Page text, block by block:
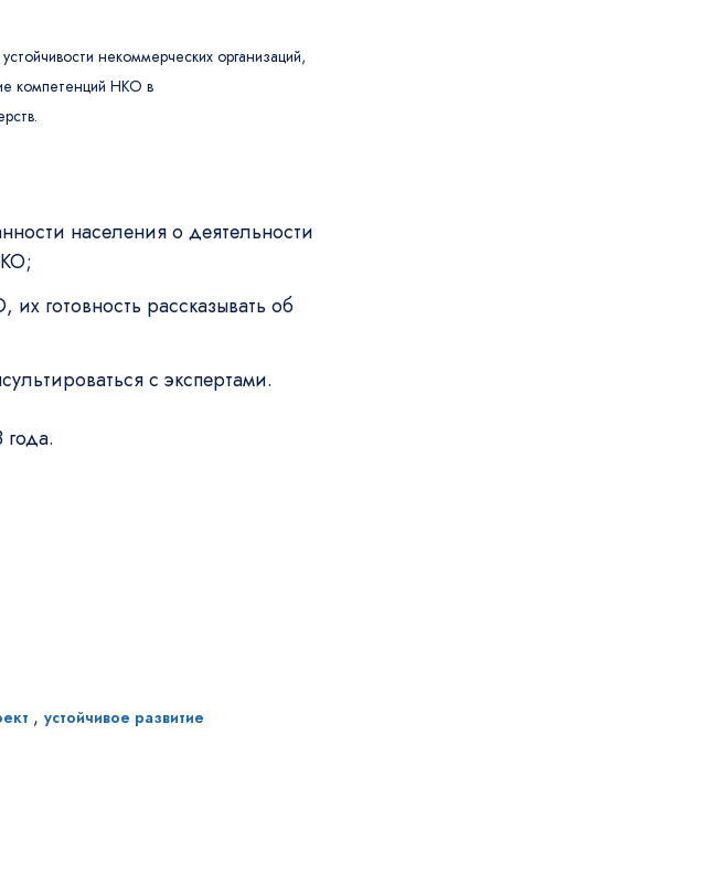
некоммерческих организаций,
компетенций НКО в
населения о деятельности
готовность рассказывать об
с экспертами.
, устойчивое развитие